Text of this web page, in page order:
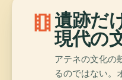
theaters遺跡だ
現代の
アテネの文化の
るのではない。